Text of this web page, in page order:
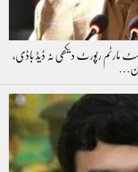
مارٹم رپورٹ دیکھی نہ ڈیڈ باڈی،